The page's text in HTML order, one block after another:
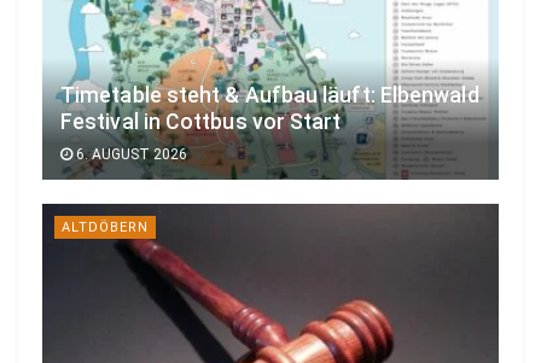
Timetable steht & Aufbau läuft: Elbenwald
Festival in Cottbus vor Start
6. AUGUST 2026
ALTDÖBERN